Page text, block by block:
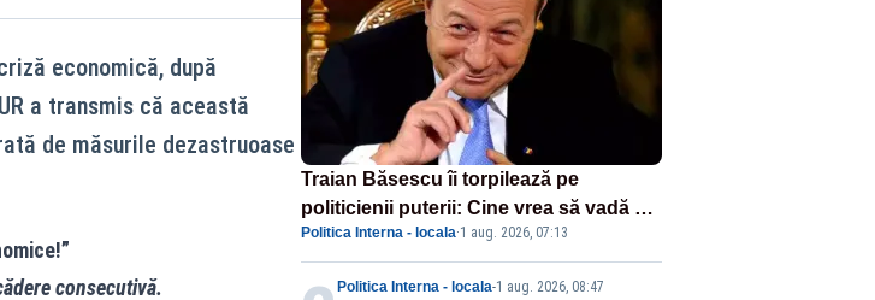
economică, după
a transmis că această
de măsurile dezastruoase
consecutivă.
Traian Băsescu îi torpilează pe
politicienii puterii: Cine vrea să vadă ce
înseamnă să fii prost, se uită la
România
Politica Interna - locala·1 aug. 2026, 07:13
Politica Interna - locala-1 aug. 2026, 08:47